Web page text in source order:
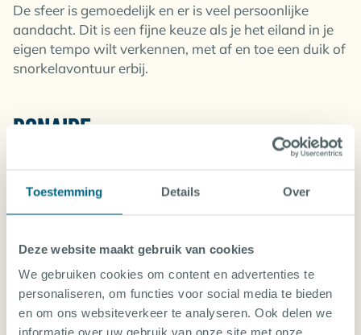
Toestemming Details Over
Deze website maakt gebruik van cookies
We gebruiken cookies om content en advertenties te
personaliseren, om functies voor social media te bieden
en om ons websiteverkeer te analyseren. Ook delen we
informatie over uw gebruik van onze site met onze
De sfeer is gemoedelijk en er is veel persoonlijke
aandacht. Dit is een fijne keuze als je het eiland in je
eigen tempo wilt verkennen, met af en toe een duik of
snorkelavontuur erbij.
BONAIRE
. Alles draait hier om
maakt het perfect voor gezinnen met kinderen die
willen snorkelen of leren duiken. Het eiland is
bereikbaar.
Veel stranden zijn makkelijk toegankelijken hebben
rustige stukkenwaar je kunt wennen aan het water.
De koraalriffen beginnen vaak al vlakbij de kant.